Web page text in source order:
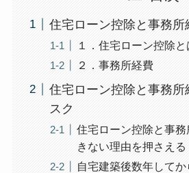
住宅ローン控除と事務所
１．住宅ローン控除と
２．事務所経費
住宅ローン控除と事務所
スク
住宅ローン控除と事
きない理由を押さえる
自宅建築後数年して